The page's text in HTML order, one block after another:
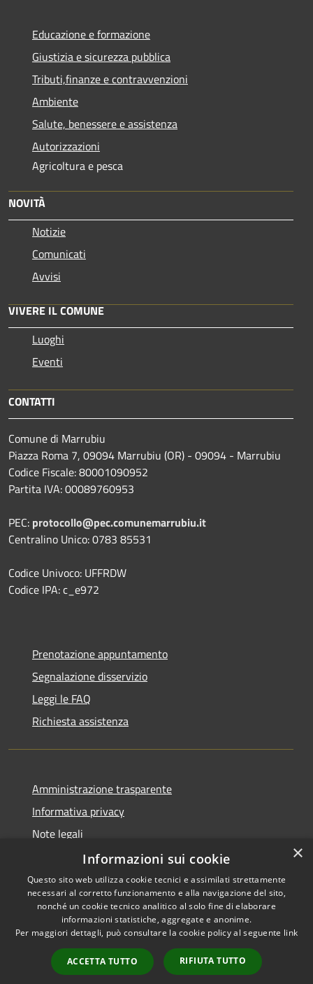
Educazione e formazione
Giustizia e sicurezza pubblica
Tributi,finanze e contravvenzioni
Ambiente
Salute, benessere e assistenza
Autorizzazioni
Agricoltura e pesca
NOVITÀ
Notizie
Comunicati
Avvisi
VIVERE IL COMUNE
Luoghi
Eventi
CONTATTI
Comune di Marrubiu
Piazza Roma 7, 09094 Marrubiu (OR) - 09094 - Marrubiu
Codice Fiscale: 80001090952
Partita IVA: 00089760953
PEC: protocollo@pec.comunemarrubiu.it
Centralino Unico: 0783 85531
Codice Univoco: UFFRDW
Codice IPA: c_e972
Prenotazione appuntamento
Segnalazione disservizio
Leggi le FAQ
Richiesta assistenza
Amministrazione trasparente
Informativa privacy
Note legali
Dichiarazione di accessibilità
RSS
Accessibilità
Copyright © 2026 • Comune di
Marrubiu • Powered by
Municipium•
Accesso
redazione
×
Informazioni sui cookie
Questo sito web utilizza cookie tecnici e assimilati strettamente
necessari al corretto funzionamento e alla navigazione del sito,
nonché un cookie tecnico analitico al solo fine di elaborare
informazioni statistiche, aggregate e anonime.
Per maggiori dettagli, può consultare la cookie policy al seguente link
ACCETTA TUTTO RIFIUTA TUTTO